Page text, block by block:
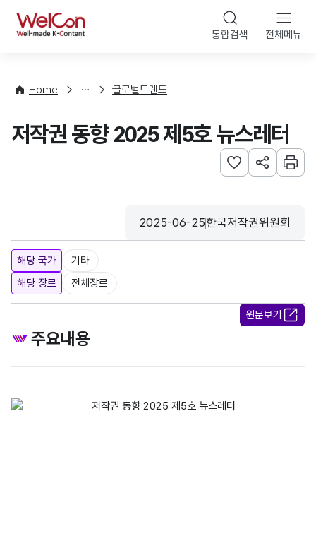
WelCon 통합검색 전체메뉴
Home
향
계
글로벌트렌드
저작권 동향 2025 제5호 뉴스레터
관심사 등록하기
URL 공유하
인쇄
등록일
2025-06-25
수집기관
한국저작권위원회
해당 국가
기타
해당 장르
전체장르
원문보기
주요내용